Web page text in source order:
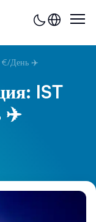
€/День ✈️
IST
✈️